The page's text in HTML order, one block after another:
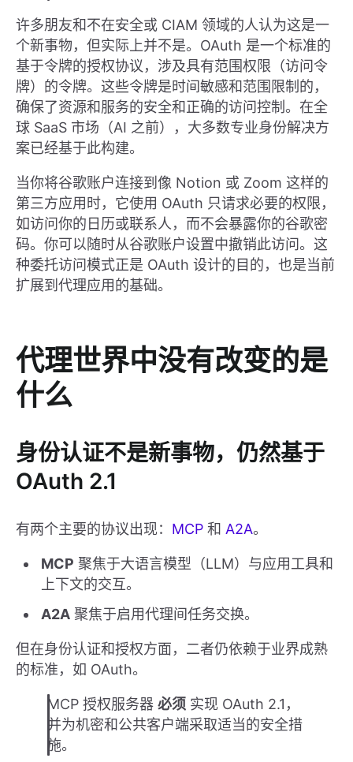
许多朋友和不在安全或 CIAM 领域的人认为这是一
个新事物，但实际上并不是。OAuth 是一个标准的
基于令牌的授权协议，涉及具有范围权限（访问令
牌）的令牌。这些令牌是时间敏感和范围限制的，
确保了资源和服务的安全和正确的访问控制。在全
球 SaaS 市场（AI 之前），大多数专业身份解决方
案已经基于此构建。
当你将谷歌账户连接到像 Notion 或 Zoom 这样的
第三方应用时，它使用 OAuth 只请求必要的权限，
如访问你的日历或联系人，而不会暴露你的谷歌密
码。你可以随时从谷歌账户设置中撤销此访问。这
种委托访问模式正是 OAuth 设计的目的，也是当前
扩展到代理应用的基础。
代理世界中没有改变的是
什么
身份认证不是新事物，仍然基于
OAuth 2.1
有两个主要的协议出现： MCP 和 A2A。
MCP 聚焦于大语言模型（LLM）与应用工具和
上下文的交互。
A2A 聚焦于启用代理间任务交换。
但在身份认证和授权方面，二者仍依赖于业界成熟
的标准，如 OAuth。
MCP 授权服务器 必须 实现 OAuth 2.1，
并为机密和公共客户端采取适当的安全措
施。